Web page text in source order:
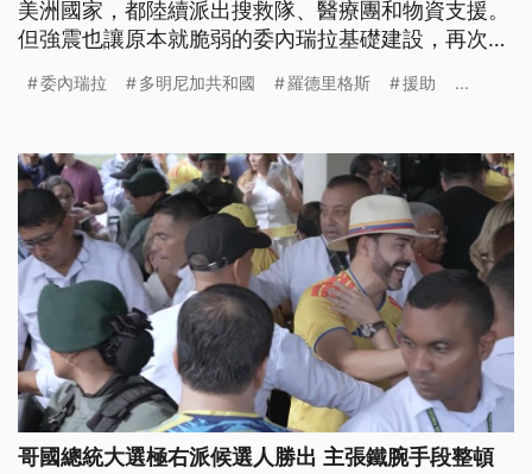
美洲國家，都陸續派出搜救隊、醫療團和物資支援。
但強震也讓原本就脆弱的委內瑞拉基礎建設，再次面
委內瑞拉 多明尼加共和國 羅德里格斯 援助 ...
哥國總統大選極右派候選人勝出 主張鐵腕手段整頓